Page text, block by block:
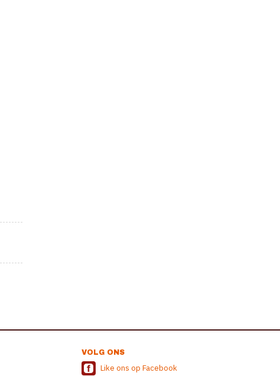
VOLG ONS
Like ons op Facebook